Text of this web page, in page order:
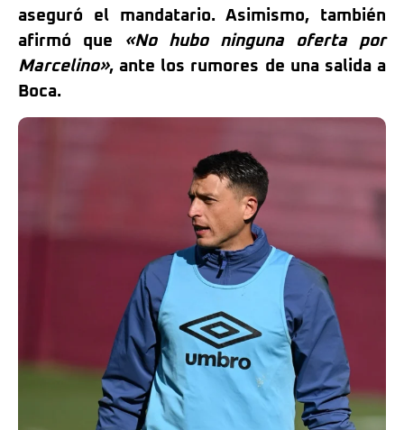
aseguró el mandatario. Asimismo, también
afirmó que
«No hubo ninguna oferta por
Marcelino», ante los rumores de una salida a
Boca.